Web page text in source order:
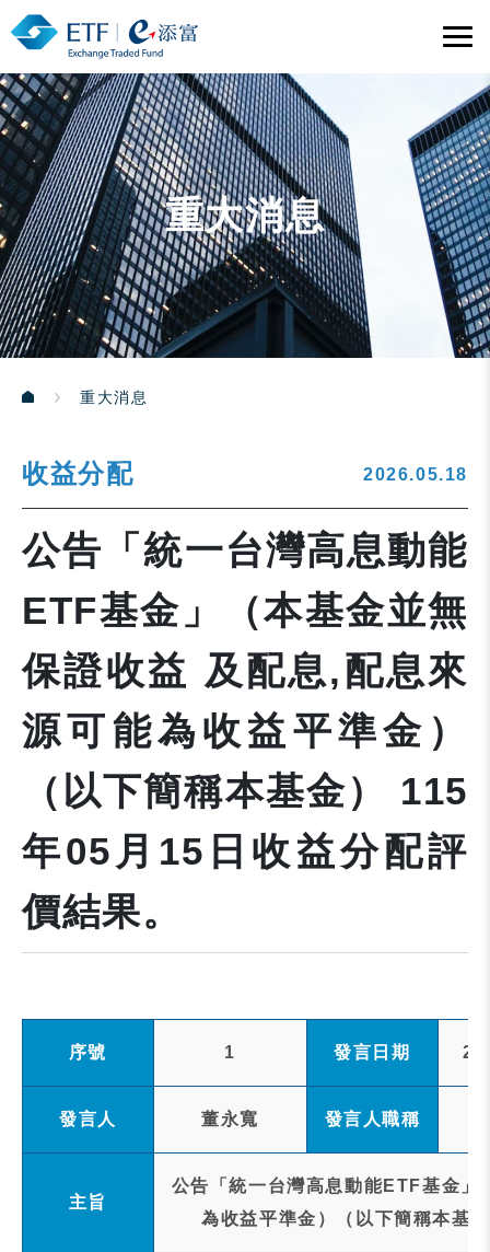
重大消息
重大消息
收益分配 2026.05.18
公告「統一台灣高息動能
ETF基金」（本基金並無
保證收益 及配息,配息來
源可能為收益平準金）
（以下簡稱本基金） 115
年05月15日收益分配評
價結果。
序號 1 發言日期
發言人 董永寬 發言人職稱
主旨
公告「統一台灣高息動能ETF基金」
為收益平準金）（以下簡稱本基